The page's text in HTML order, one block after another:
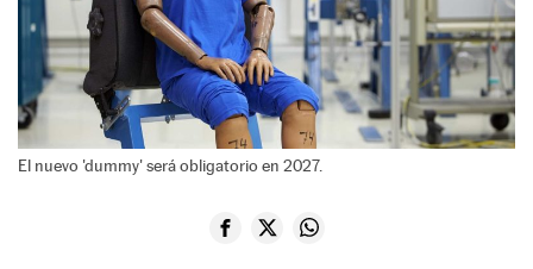
El nuevo 'dummy' será obligatorio en 2027.